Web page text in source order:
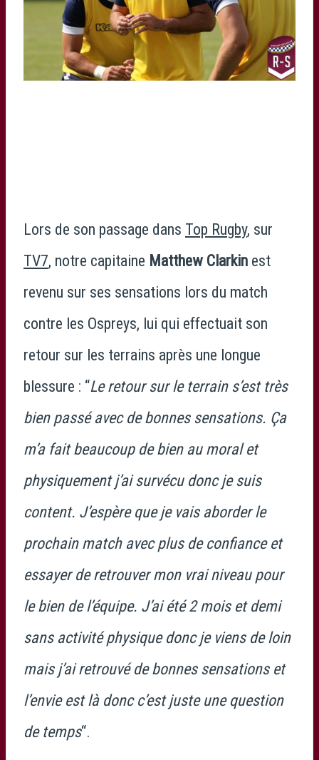
Lors de son passage dans Top Rugby, sur
TV7, notre capitaine Matthew Clarkin est
revenu sur ses sensations lors du match
contre les Ospreys, lui qui effectuait son
retour sur les terrains après une longue
blessure : “Le retour sur le terrain s’est très
bien passé avec de bonnes sensations. Ça
m’a fait beaucoup de bien au moral et
physiquement j’ai survécu donc je suis
content. J’espère que je vais aborder le
prochain match avec plus de confiance et
essayer de retrouver mon vrai niveau pour
le bien de l’équipe. J’ai été 2 mois et demi
sans activité physique donc je viens de loin
mais j’ai retrouvé de bonnes sensations et
l’envie est là donc c’est juste une question
de temps“.